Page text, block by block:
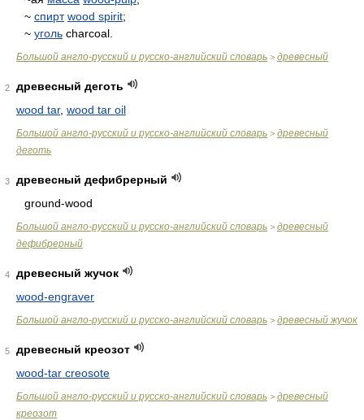
~ спирт wood spirit;
~ уголь charcoal.
Большой англо-русский и русско-английский словарь > древесный
2
древесный деготь
wood tar, wood tar oil
Большой англо-русский и русско-английский словарь > древесный
деготь
3
древесный дефибрерный
ground-wood
Большой англо-русский и русско-английский словарь > древесный
дефибрерный
4
древесный жучок
wood-engraver
Большой англо-русский и русско-английский словарь > древесный жучок
5
древесный креозот
wood-tar creosote
Большой англо-русский и русско-английский словарь > древесный
креозот